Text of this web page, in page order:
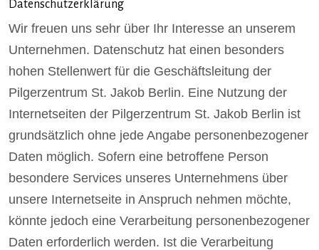
Datenschutzerklärung
Wir freuen uns sehr über Ihr Interesse an unserem
Unternehmen. Datenschutz hat einen besonders
hohen Stellenwert für die Geschäftsleitung der
Pilgerzentrum St. Jakob Berlin. Eine Nutzung der
Internetseiten der Pilgerzentrum St. Jakob Berlin ist
grundsätzlich ohne jede Angabe personenbezogener
Daten möglich. Sofern eine betroffene Person
besondere Services unseres Unternehmens über
unsere Internetseite in Anspruch nehmen möchte,
könnte jedoch eine Verarbeitung personenbezogener
Daten erforderlich werden. Ist die Verarbeitung